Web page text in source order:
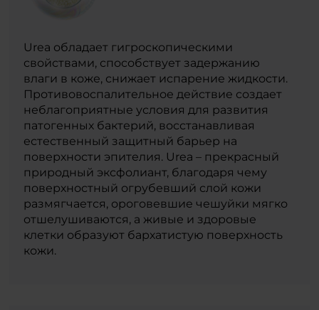
Urea обладает гигроскопическими
свойствами, способствует задержанию
влаги в коже, снижает испарение жидкости.
Противовоспалительное действие создает
неблагоприятные условия для развития
патогенных бактерий, восстанавливая
естественный защитный барьер на
поверхности эпителия. Urea – прекрасный
природный эксфолиант, благодаря чему
поверхностный огрубевший слой кожи
размягчается, ороговевшие чешуйки мягко
отшелушиваются, а живые и здоровые
клетки образуют бархатистую поверхность
кожи.